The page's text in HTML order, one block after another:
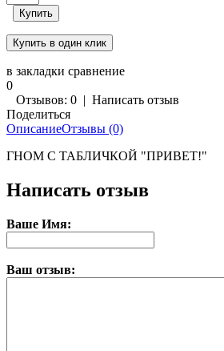
в закладки сравнение
0
Отзывов: 0 | Написать отзыв
Поделиться
ОписаниеОтзывы (0)
ГНОМ С ТАБЛИЧКОЙ "ПРИВЕТ!"
Написать отзыв
Ваше Имя:
Ваш отзыв: